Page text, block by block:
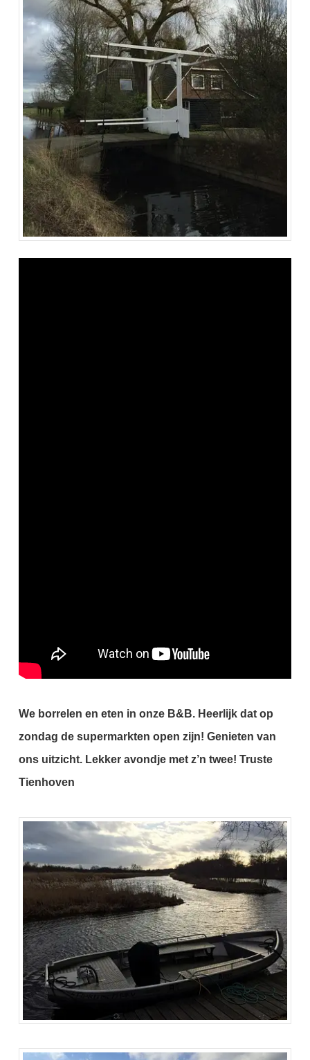
We borrelen en eten in onze B&B. Heerlijk dat op
zondag de supermarkten open zijn! Genieten van
ons uitzicht. Lekker avondje met z’n twee! Truste
Tienhoven